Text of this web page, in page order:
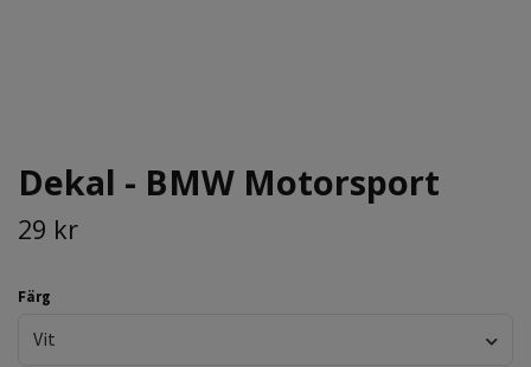
Dekal - BMW Motorsport
29 kr
Färg
Vit